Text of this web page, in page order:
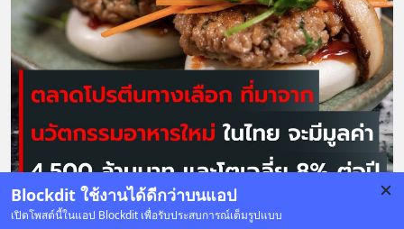
Blockdit ใช้งานได้ดีกว่าบนแอป
เปิดโพสต์นี้ในแอป Blockdit เพื่อรับประสบการณ์เต็มรูปแบบ